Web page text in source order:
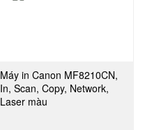
Máy in Canon MF8210CN,
In, Scan, Copy, Network,
Laser màu